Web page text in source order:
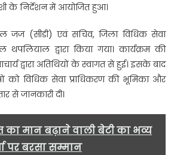
गया
के निर्देशन में आयोजित हुआ।
जज (सीडी) एवं सचिव, जिला विधिक सेवा
थपलियाल द्वारा किया गया। कार्यक्रम की
द्वारा अतिथियों के स्वागत से हुई। इसके बाद
को विधिक सेवा प्राधिकरण की भूमिका और
से जानकारी दी।
का मान बढ़ाने वाली बेटी का भव्य
पर बरसा सम्मान